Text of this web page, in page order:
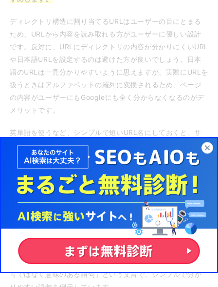
ディレクトリ構造に割り当てるURLはユーザーの目にとまる
ため、URLから内容を読み取れる方がユーザーに優しい設計
です。反対に、URLにディレクトリの内容が分かりにくいURL
や日本語URLを設定するのは避けた方が良いでしょう。日本
語のURLは一見分かりやすいように思えますが、実際にURLを
扱うときはアルファベットの羅列に変換されるため、ページ
の内容がユーザーにもGoogleにも全く分からなくなるのがデ
メリットです。
英単語を使うなど、シンプルで短いURL名にしておくと、サ
イト管理やアクセス解析をする際にもURLからどのディレク
トリか分かりやすいというメリットもあります。
SEOに適したURLとは
ディレクトリのURLをSEOに適したものにしたいときは、UR
Lを見ただけでディレクトリのテーマ（カテゴリ）や、階層構
造（親ページ・子ページの関係）が分かるように工夫してみ
ましょう。
Googleも、推奨するURLとして、「可能であれば、長いID番
号ではなく意味のある語句」という文言で、シンプルで分か